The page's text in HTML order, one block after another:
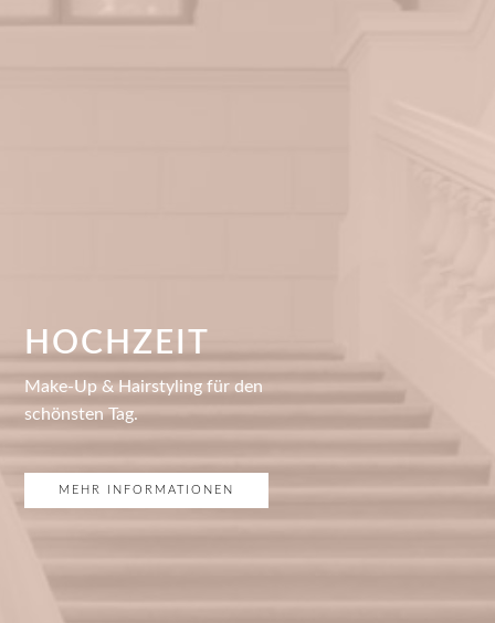
HOCHZEIT
Make-Up & Hairstyling für den
schönsten Tag.
MEHR INFORMATIONEN